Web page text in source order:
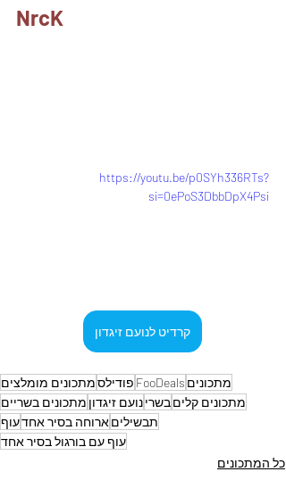
NrcK
https://youtu.be/p0SYh336RTs?
si=0ePoS3DbbDpX4Psi
קרדיט לנועם זיגדון
מתכונים FooDeals פודילסמתכונים מומלצים
מתכונים קליםבשרינועם זיגדון מתכונים בשריים
תבשיליםארוחה בסיר אחדעוף
עוף עם בורגול בסיר אחד
כל המתכונים